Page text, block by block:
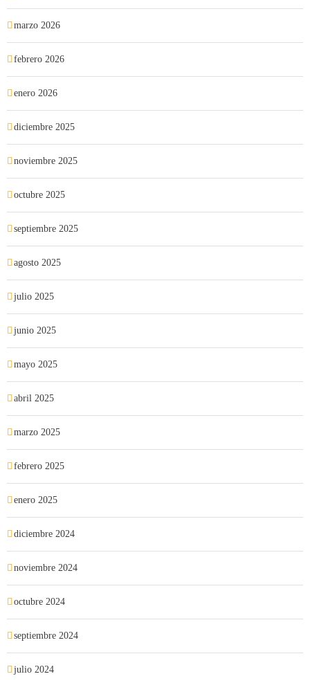
marzo 2026
febrero 2026
enero 2026
diciembre 2025
noviembre 2025
octubre 2025
septiembre 2025
agosto 2025
julio 2025
junio 2025
mayo 2025
abril 2025
marzo 2025
febrero 2025
enero 2025
diciembre 2024
noviembre 2024
octubre 2024
septiembre 2024
julio 2024